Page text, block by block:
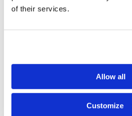
of their services.
Allow all
Customize
INWESTUJ MNIEJ,
Aparat CrystalFrax Pro wyróżnia się
skutecznością, ale także niskimi
czyni go idealnym wyborem dla
Oszczędność na materiałach
Jedną z kluczowych zalet jest to,
jest jedynie specjalny żel. Brak
eksploatacyjnych, takich jak
OPINIE